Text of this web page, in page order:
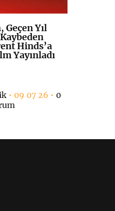
+
Geçen Yıl
Hinds’a
Yayınladı
• 09 07 26 • 0